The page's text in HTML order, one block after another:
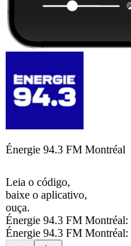
Énergie 94.3 FM Montréal
Leia o código,
baixe o aplicativo,
ouça.
Énergie 94.3 FM Montréal:
Énergie 94.3 FM Montréal: